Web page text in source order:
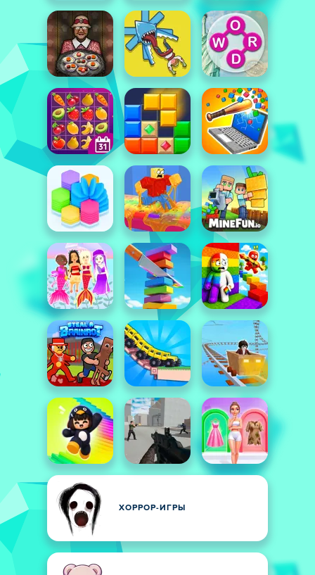
ХОРРОР-ИГРЫ